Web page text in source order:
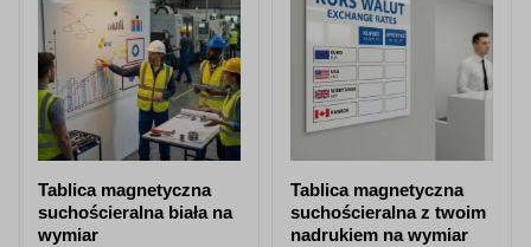
Tablica magnetyczna
suchościeralna biała na
wymiar
Tablica magnetyczna
suchościeralna z twoim
nadrukiem na wymiar